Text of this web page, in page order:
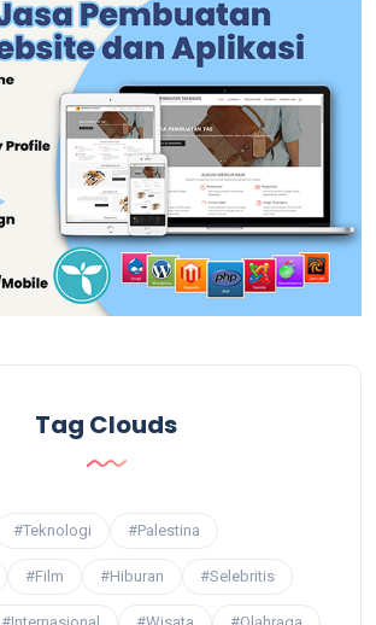
Tag Clouds
#Teknologi #Palestina
#Film #Hiburan #Selebritis